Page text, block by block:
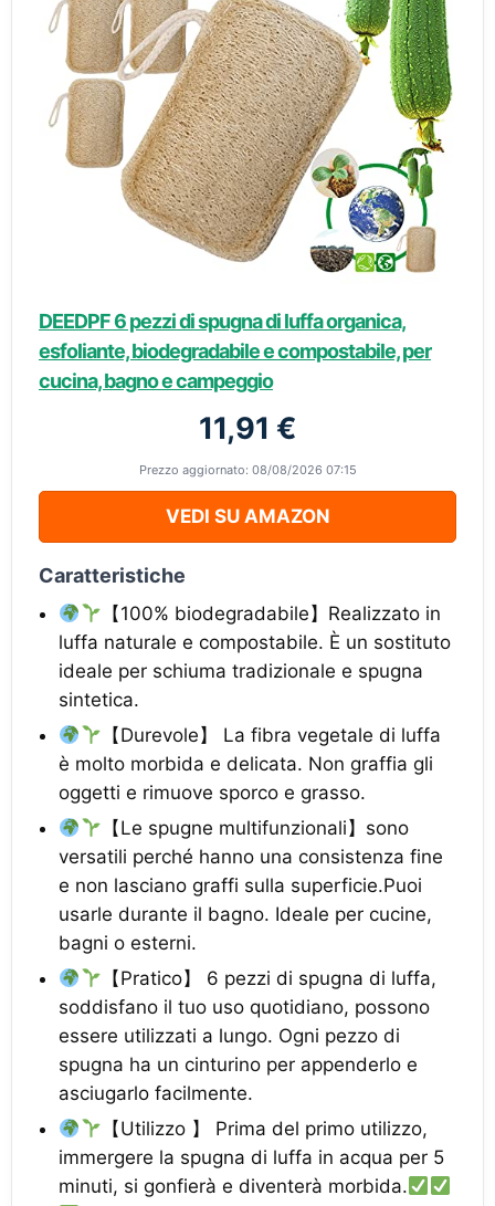
DEEDPF 6 pezzi di spugna di luffa organica,
esfoliante, biodegradabile e compostabile, per
cucina, bagno e campeggio
11,91 €
Prezzo aggiornato: 08/08/2026 07:15
VEDI SU AMAZON
Caratteristiche
【100% biodegradabile】Realizzato in
luffa naturale e compostabile. È un sostituto
ideale per schiuma tradizionale e spugna
sintetica.
【Durevole】 La fibra vegetale di luffa
è molto morbida e delicata. Non graffia gli
oggetti e rimuove sporco e grasso.
【Le spugne multifunzionali】sono
versatili perché hanno una consistenza fine
e non lasciano graffi sulla superficie.Puoi
usarle durante il bagno. Ideale per cucine,
bagni o esterni.
【Pratico】 6 pezzi di spugna di luffa,
soddisfano il tuo uso quotidiano, possono
essere utilizzati a lungo. Ogni pezzo di
spugna ha un cinturino per appenderlo e
asciugarlo facilmente.
【Utilizzo 】 Prima del primo utilizzo,
immergere la spugna di luffa in acqua per 5
minuti, si gonfierà e diventerà morbida.